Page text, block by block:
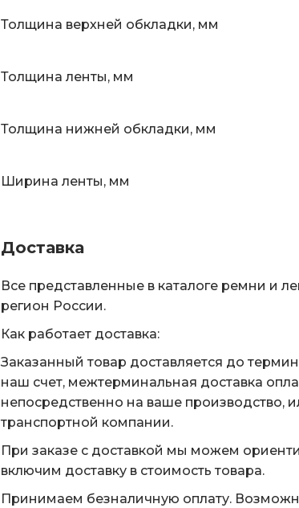
Толщина верхней обкладки, мм
Толщина ленты, мм
Толщина нижней обкладки, мм
Ширина ленты, мм
Доставка
Все представленные в каталоге ремни и
регион России.
Как работает доставка:
Заказанный товар доставляется до
наш счет, межтерминальная доставка
непосредственно на ваше производство,
транспортной компании.
При заказе с доставкой мы можем
включим доставку в стоимость товара.
Принимаем безналичную оплату.